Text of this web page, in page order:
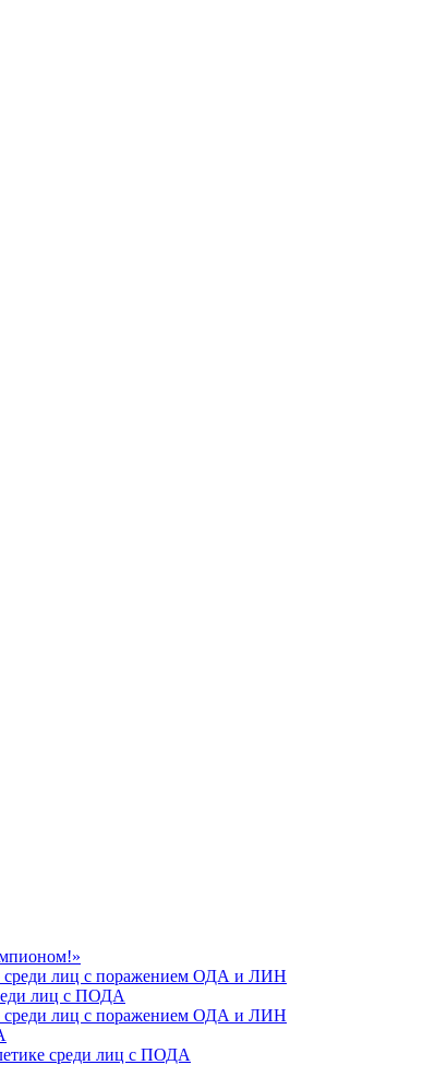
среди лиц с поражением ОДА и ЛИН
лиц с ПОДА
среди лиц с поражением ОДА и ЛИН
среди лиц с ПОДА